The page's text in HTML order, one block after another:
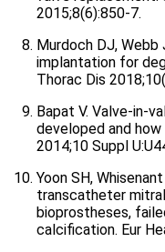
2015;8(6):850-7.
Murdoch DJ,
implantation for
Thorac Dis
Bapat V. Valve-in-
developed and
2014;10 Suppl
Yoon SH,
transcatheter
bioprostheses,
calcification. Eur